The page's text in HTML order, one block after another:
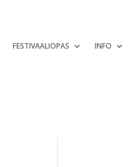
FESTIVAALIOPAS INFO